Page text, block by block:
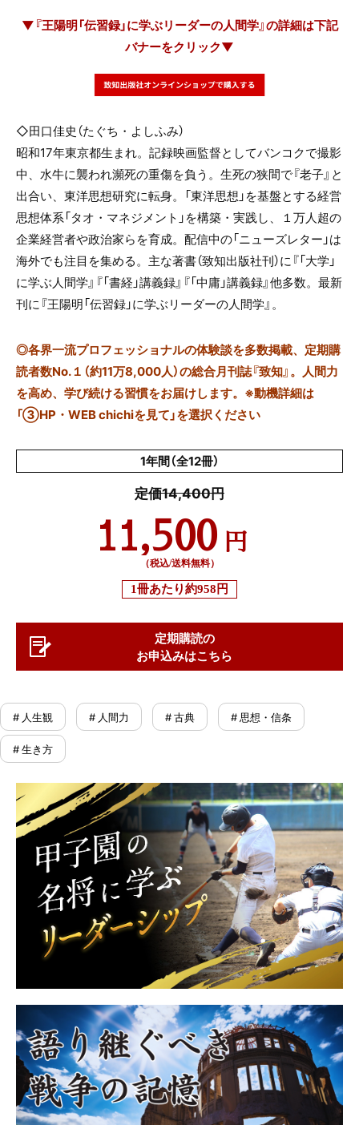
▼『王陽明「伝習録」に学ぶリーダーの人間学』の詳細は下記
バナーをクリック▼
◇田口佳史（たぐち・よしふみ）
昭和17年東京都生まれ。記録映画監督としてバンコクで撮影
中、水牛に襲われ瀕死の重傷を負う。生死の狭間で『老子』と
出合い、東洋思想研究に転身。「東洋思想」を基盤とする経営
思想体系「タオ・マネジメント」を構築・実践し、１万人超の
企業経営者や政治家らを育成。配信中の「ニューズレター」は
海外でも注目を集める。主な著書（致知出版社刊）に『「大学」
に学ぶ人間学』『「書経」講義録』『「中庸」講義録』他多数。最新
刊に『王陽明「伝習録」に学ぶリーダーの人間学』。
◎各界一流プロフェッショナルの体験談を多数掲載、定期購
読者数No.１（約11万8,000人）の総合月刊誌『致知』。人間力
を高め、学び続ける習慣をお届けします。※動機詳細は
「③HP・WEB chichiを見て」を選択ください
1年間（全12冊）
定価14,400円
11,500 円
（税込/送料無料）
1冊あたり約958円
定期購読の
お申込みはこちら
# 人生観 # 人間力 # 古典 # 思想・信条
# 生き方